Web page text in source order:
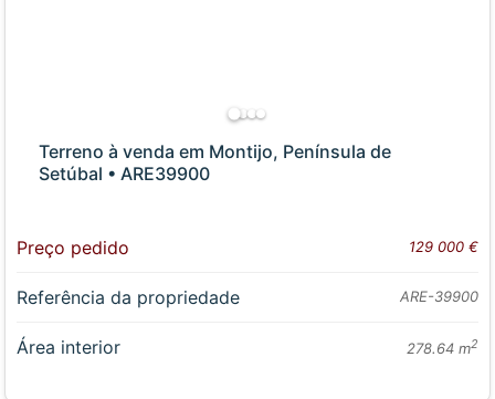
Terreno à venda em Montijo, Península de
Setúbal • ARE39900
Preço pedido 129 000 €
Referência da propriedade ARE-39900
Área interior 278.64 m2